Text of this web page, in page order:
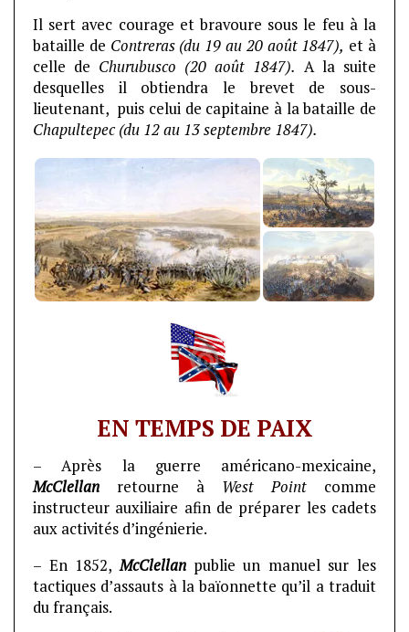
Il sert avec courage et bravoure sous le feu à la
bataille de Contreras (du 19 au 20 août 1847), et à
celle de Churubusco (20 août 1847). A la suite
desquelles il obtiendra le brevet de sous-
lieutenant, puis celui de capitaine à la bataille de
Chapultepec (du 12 au 13 septembre 1847).
EN TEMPS DE PAIX
– Après la guerre américano-mexicaine,
McClellan retourne à West Pointcomme
instructeur auxiliaire afin de préparer les cadets
aux activités d’ingénierie.
– En 1852,McClellanpublie un manuel sur les
tactiques d’assauts à la baïonnette qu’il a traduit
du français.